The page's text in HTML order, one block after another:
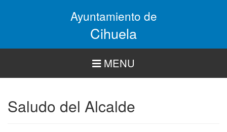
Ayuntamiento de
Cihuela
MENU
Saludo del Alcalde